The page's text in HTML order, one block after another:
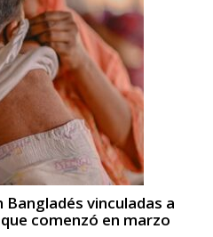
vinculadas a
comenzó en marzo